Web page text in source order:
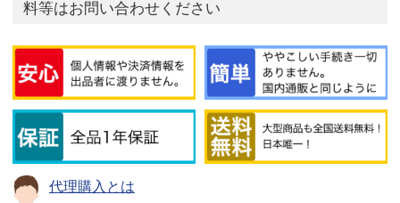
料等はお問い合わせください
代理購入とは